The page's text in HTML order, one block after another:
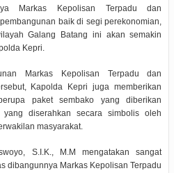
Markas Kepolisan Terpadu dan
baik di segi perekonomian,
Galang Batang ini akan semakin
Kepri.
Markas Kepolisan Terpadu dan
Kapolda Kepri juga memberikan
paket sembako yang diberikan
diserahkan secara simbolis oleh
masyarakat.
S.I.K., M.M mengatakan sangat
dibangunnya Markas Kepolisan Terpadu